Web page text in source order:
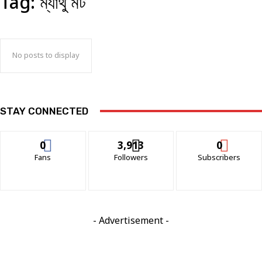
No posts to display
STAY CONNECTED
0
Fans
3,913
Followers
0
Subscribers
- Advertisement -